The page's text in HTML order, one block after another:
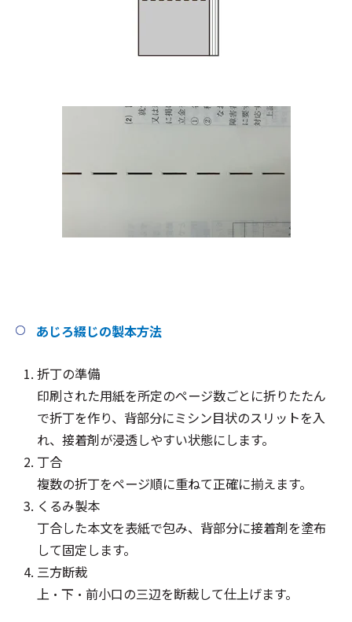
あじろ綴じの製本方法
折丁の準備
印刷された用紙を所定のページ数ごとに折りたたん
で折丁を作り、背部分にミシン目状のスリットを入
れ、接着剤が浸透しやすい状態にします。
丁合
複数の折丁をページ順に重ねて正確に揃えます。
くるみ製本
丁合した本文を表紙で包み、背部分に接着剤を塗布
して固定します。
三方断裁
上・下・前小口の三辺を断裁して仕上げます。